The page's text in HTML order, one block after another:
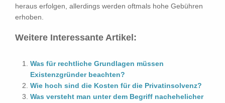
heraus erfolgen, allerdings werden oftmals hohe Gebühren
erhoben.
Weitere Interessante Artikel:
Was für rechtliche Grundlagen müssen
Existenzgründer beachten?
Wie hoch sind die Kosten für die Privatinsolvenz?
Was versteht man unter dem Begriff nachehelicher